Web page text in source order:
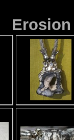
Erosion